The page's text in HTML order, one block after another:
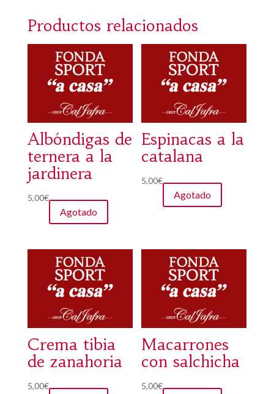
Productos relacionados
Albóndigas de
ternera a la
jardinera
5,00€
Agotado
Espinacas a la
catalana
5,00€
Agotado
Crema tibia
de zanahoria
5,00€
Macarrones
con salchicha
5,00€